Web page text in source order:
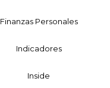
Finanzas Personales
Indicadores
Inside